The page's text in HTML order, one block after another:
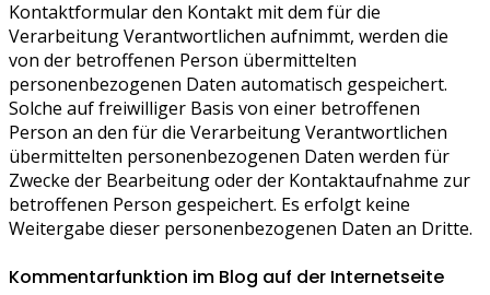
Kontaktformular den Kontakt mit dem für die
Verarbeitung Verantwortlichen aufnimmt, werden die
von der betroffenen Person übermittelten
personenbezogenen Daten automatisch gespeichert.
Solche auf freiwilliger Basis von einer betroffenen
Person an den für die Verarbeitung Verantwortlichen
übermittelten personenbezogenen Daten werden für
Zwecke der Bearbeitung oder der Kontaktaufnahme zur
betroffenen Person gespeichert. Es erfolgt keine
Weitergabe dieser personenbezogenen Daten an Dritte.
Kommentarfunktion im Blog auf der Internetseite